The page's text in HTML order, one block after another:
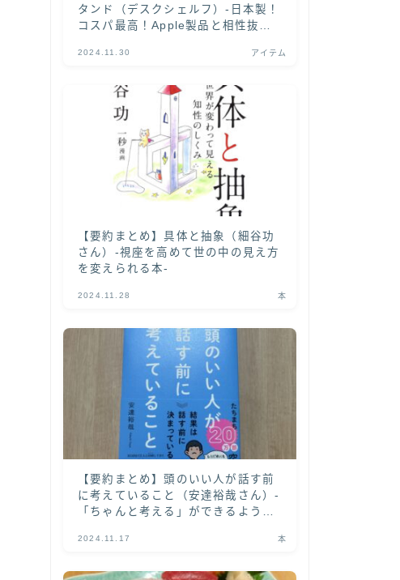
タンド（デスクシェルフ）-日本製！
コスパ最高！Apple製品と相性抜群
2024.11.30 アイテム
【要約まとめ】具体と抽象（細谷功
さん）-視座を高めて世の中の見え方
を変えられる本-
2024.11.28 本
【要約まとめ】頭のいい人が話す前
に考えていること（安達裕哉さん）-
「ちゃんと考える」ができるように
2024.11.17 本